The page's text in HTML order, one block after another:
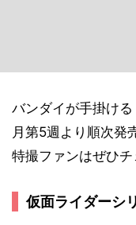
バンダイが手掛け
月第5週より順次発
特撮ファンはぜひチ
仮面ライダーシ